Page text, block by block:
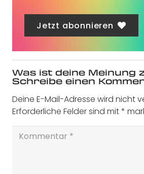
Jetzt abonnieren
Was ist deine Meinung
Schreibe einen
Deine E-Mail-Adresse wird nicht
Erforderliche Felder sind mit*